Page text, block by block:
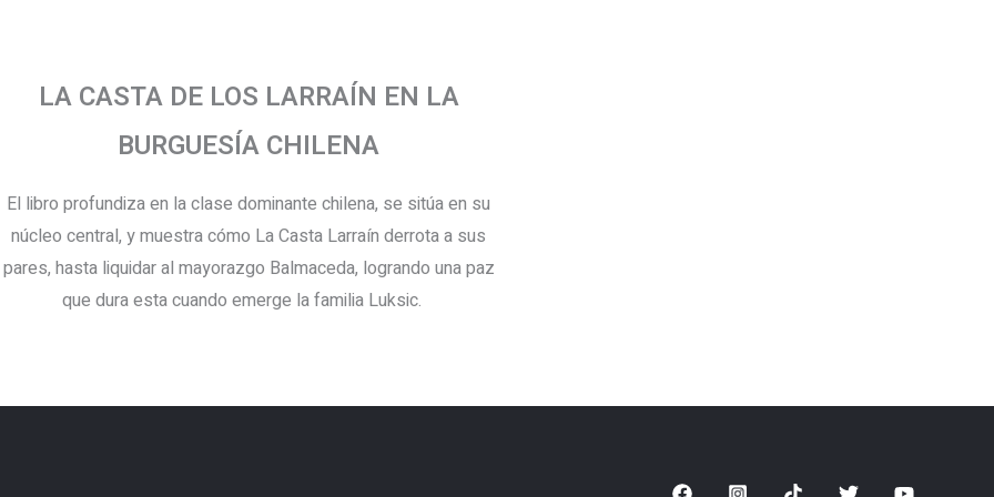
LA CASTA DE LOS LARRAÍN EN LA
BURGUESÍA CHILENA
El libro profundiza en la clase dominante chilena, se sitúa en su
núcleo central, y muestra cómo La Casta Larraín derrota a sus
pares, hasta liquidar al mayorazgo Balmaceda, logrando una paz
que dura esta cuando emerge la familia Luksic.